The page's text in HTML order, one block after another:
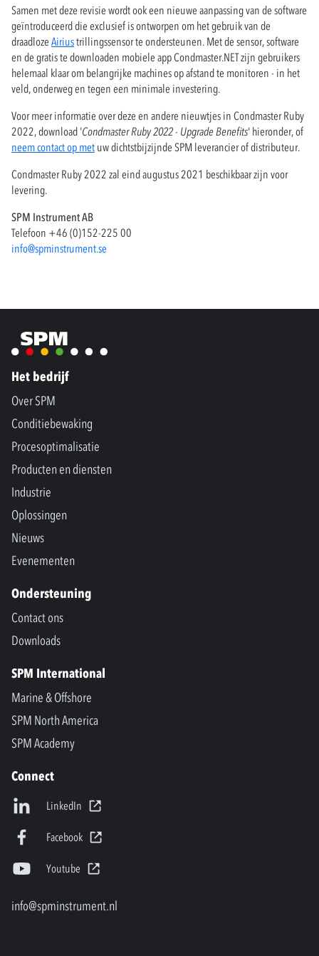
Samen met deze revisie wordt ook een nieuwe aanpassing van de software
geïntroduceerd die exclusief is ontworpen om het gebruik van de
draadloze Airiustrillingssensor te ondersteunen. Met de sensor, software
en de gratis te downloaden mobiele app Condmaster.NET zijn gebruikers
helemaal klaar om belangrijke machines op afstand te monitoren - in het
veld, onderweg en tegen een minimale investering.
Voor meer informatie over deze en andere nieuwtjes in Condmaster Ruby
2022, download 'Condmaster Ruby 2022 - Upgrade Benefits' hieronder, of
neem contact op met uw dichtstbijzijnde SPM leverancier of distributeur.
Condmaster Ruby 2022 zal eind augustus 2021 beschikbaar zijn voor
levering.
SPM Instrument AB
Telefoon +46 (0)152-225 00
info@spminstrument.se
Het bedrijf
Over SPM
Conditiebewaking
Procesoptimalisatie
Producten en diensten
Industrie
Oplossingen
Nieuws
Evenementen
Ondersteuning
Contact ons
Downloads
SPM International
Marine & Offshore
SPM North America
SPM Academy
Connect
LinkedIn
Facebook
Youtube
info@spminstrument.nl